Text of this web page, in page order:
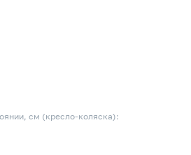
см (кресло-коляска):